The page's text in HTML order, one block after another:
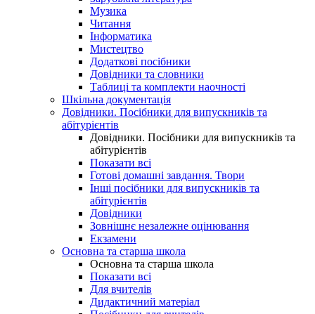
Музика
Читання
Інформатика
Мистецтво
Додаткові посібники
Довідники та словники
Таблиці та комплекти наочності
Шкільна документація
Довідники. Посібники для випускників та
абітурієнтів
Довідники. Посібники для випускників та
абітурієнтів
Показати всі
Готові домашні завдання. Твори
Інші посібники для випускників та
абітурієнтів
Довідники
Зовнішнє незалежне оцінювання
Екзамени
Основна та старша школа
Основна та старша школа
Показати всі
Для вчителів
Дидактичний матеріал